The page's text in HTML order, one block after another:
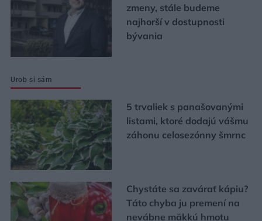
zmeny, stále budeme
najhorší v dostupnosti
bývania
Urob si sám
5 trvaliek s panašovanými
listami, ktoré dodajú vášmu
záhonu celosezónny šmrnc
Chystáte sa zavárať kápiu?
Táto chyba ju premení na
nevábne mäkkú hmotu